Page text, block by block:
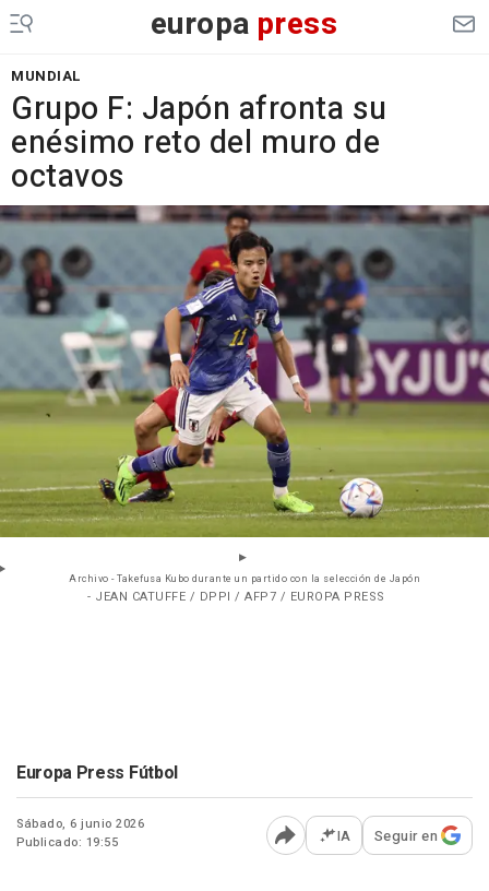
europa press
MUNDIAL
Grupo F: Japón afronta su
enésimo reto del muro de
octavos
Archivo - Takefusa Kubo durante un partido con la selección de Japón
- JEAN CATUFFE / DPPI / AFP7 / EUROPA PRESS
Europa Press Fútbol
Sábado, 6 junio 2026
Publicado: 19:55
Abrir opciones para
IA Seguir en